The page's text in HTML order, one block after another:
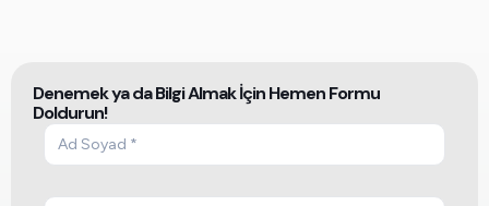
Denemek ya da Bilgi Almak İçin Hemen Formu
Doldurun!